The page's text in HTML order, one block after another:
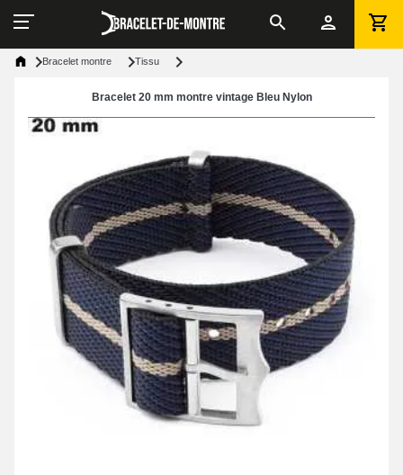
Bracelet montre Tissu
Bracelet 20 mm montre vintage Bleu Nylon